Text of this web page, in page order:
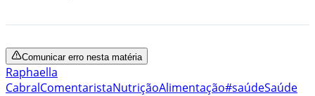
Comunicar erro nesta matéria
Raphaella
CabralComentaristaNutriçãoAlimentação#saúdeSaúde